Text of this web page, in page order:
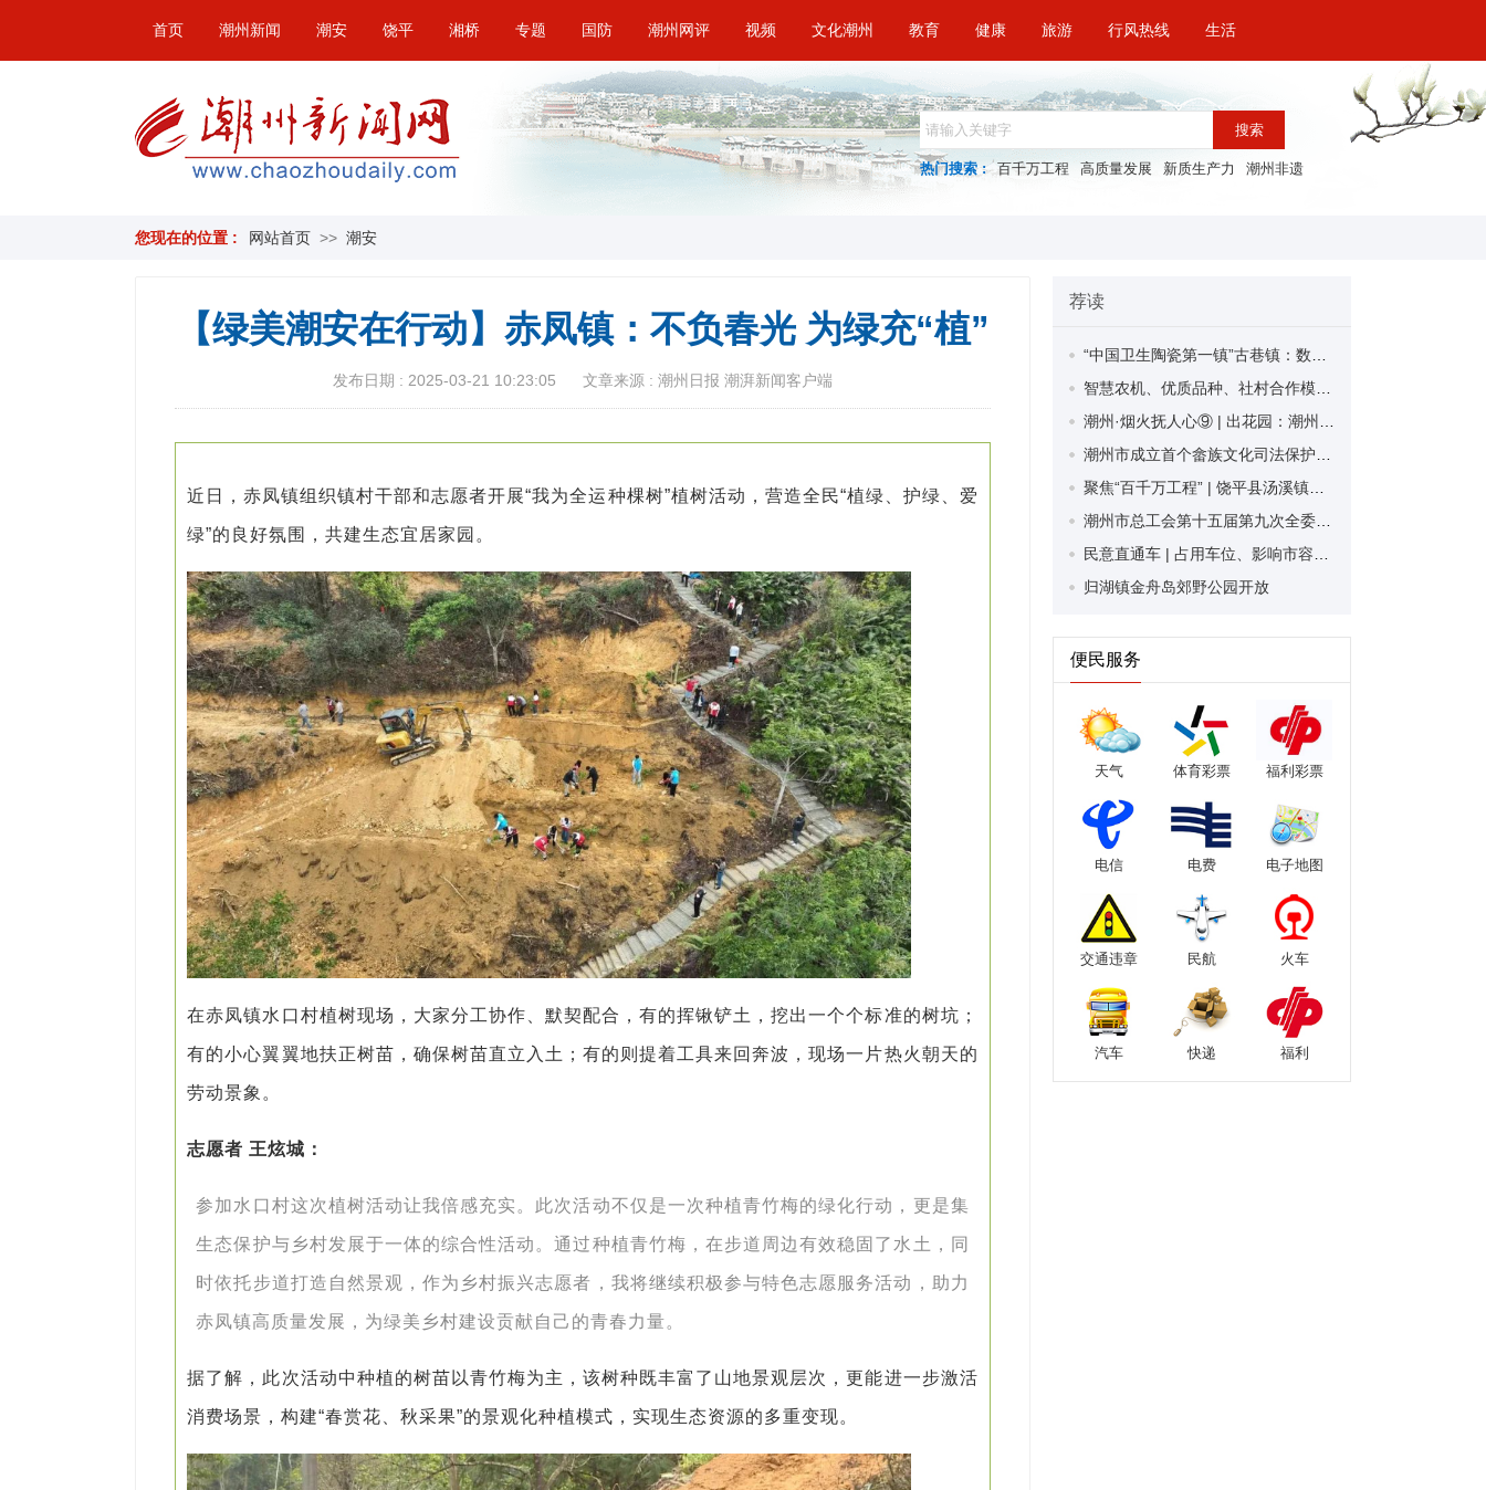
首页 潮州新闻 潮安 饶平 湘桥 专题 国防 潮州网评 视频 文化潮州 教育 健康 旅游 行风热线 生活
搜索
热门搜索 : 百千万工程 高质量发展 新质生产力 潮州非遗
您现在的位置 : 网站首页 >> 潮安
【绿美潮安在行动】赤凤镇：不负春光 为绿充“植”
发布日期 : 2025-03-21 10:23:05 文章来源 : 潮州日报 潮湃新闻客户端
近日，赤凤镇组织镇村干部和志愿者开展“我为全运种棵树”植树活动，营造全民“植绿、护绿、爱
绿”的良好氛围，共建生态宜居家园。
在赤凤镇水口村植树现场，大家分工协作、默契配合，有的挥锹铲土，挖出一个个标准的树坑；
有的小心翼翼地扶正树苗，确保树苗直立入土；有的则提着工具来回奔波，现场一片热火朝天的
劳动景象。
志愿者 王炫城：
参加水口村这次植树活动让我倍感充实。此次活动不仅是一次种植青竹梅的绿化行动，更是集
生态保护与乡村发展于一体的综合性活动。通过种植青竹梅，在步道周边有效稳固了水土，同
时依托步道打造自然景观，作为乡村振兴志愿者，我将继续积极参与特色志愿服务活动，助力
赤凤镇高质量发展，为绿美乡村建设贡献自己的青春力量。
据了解，此次活动中种植的树苗以青竹梅为主，该树种既丰富了山地景观层次，更能进一步激活
消费场景，构建“春赏花、秋采果”的景观化种植模式，实现生态资源的多重变现。
荐读
归湖镇金舟岛郊野公园开放
便民服务
天气 体育彩票 福利彩票
电信 电费 电子地图
交通违章 民航 火车
汽车 快递 福利